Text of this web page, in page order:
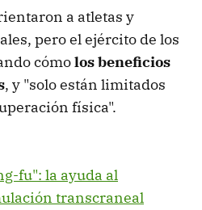
a atletas y
pero el ejército de los
cómolos beneficios
, y "solo están limitados
física".
fu": la ayuda al
transcraneal